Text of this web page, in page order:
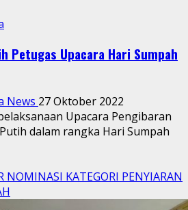
Petugas Upacara Hari Sumpah
News 27 Oktober 2022
Upacara Pengibaran
dalam rangka Hari Sumpah
NOMINASI KATEGORI PENYIARAN